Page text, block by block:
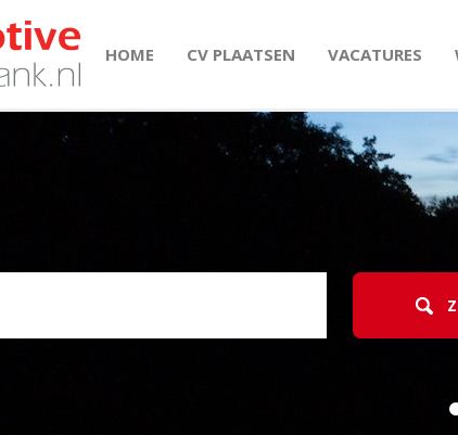
HOME CV PLAATSEN VACATURES